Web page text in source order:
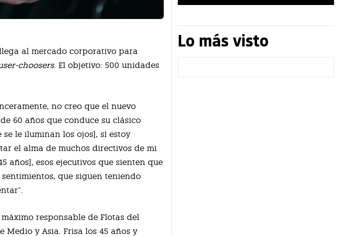
al mercado corporativo para
choosers. El objetivo: 500 unidades
no creo que el nuevo
60 años que conduce su clásico
se le iluminan los ojos], sí estoy
el alma de muchos directivos de mi
años], esos ejecutivos que sienten que
que siguen teniendo
máximo responsable de Flotas del
Medio y Asia. Frisa los 45 años y
Lo más visto